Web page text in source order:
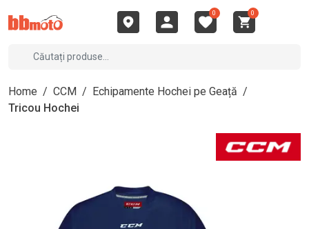
0 0
Home / CCM / Echipamente Hochei pe Geață /
Tricou Hochei